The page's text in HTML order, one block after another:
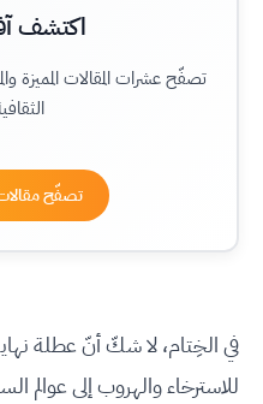
اكتشف
تصفّح عشرات المقالات المميزة
تصفّح مقالات
في الخِتام، لا شكّ أنّ عطلة
للاسترخاء والهروب إلى عوالم